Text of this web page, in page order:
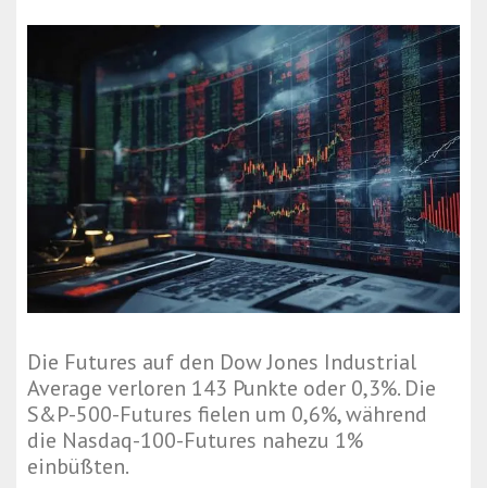
Die Futures auf den Dow Jones Industrial
Average verloren 143 Punkte oder 0,3%. Die
S&P-500-Futures fielen um 0,6%, während
die Nasdaq-100-Futures nahezu 1%
einbüßten.